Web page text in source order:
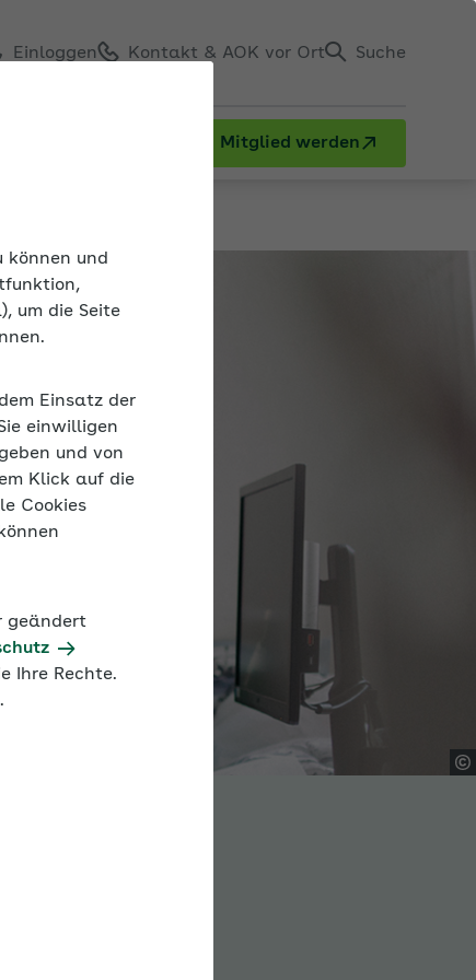
können und
um die Seite
Einsatz der
einwilligen
und von
Klick auf die
Cookies
geändert
Ihre Rechte.
.
Einloggen Kontakt & AOK vor Ort Suche
Mitglied werden